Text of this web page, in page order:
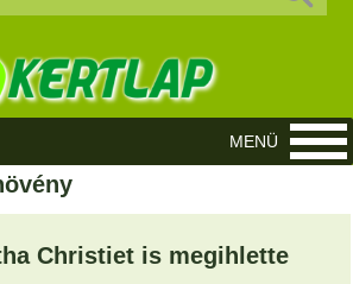
Christiet is megihlette